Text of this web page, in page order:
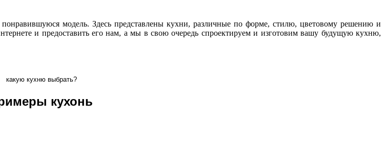
модель. Здесь представлены кухни, различные по форме, стилю, цветовому решению и
и предоставить его нам, а мы в свою очередь спроектируем и изготовим вашу будущую кухню,
какую кухню выбрать?
кухонь